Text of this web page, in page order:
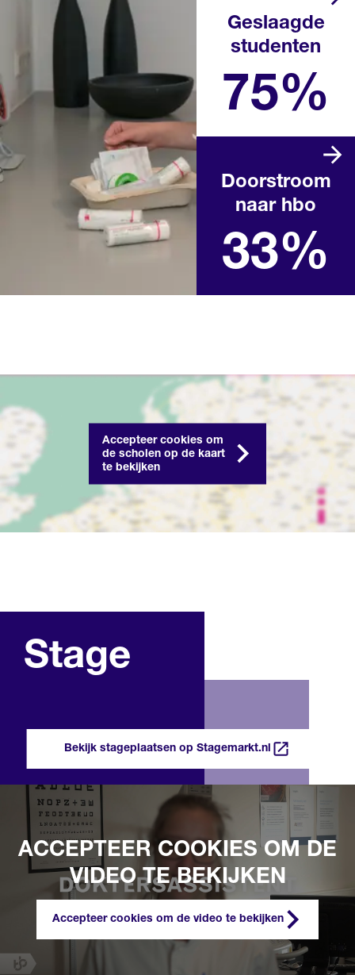
Geslaagde
studenten
75%
afgelopen schooljaar
Doorstroom
naar hbo
33%
Landelijk percentage na het
diploma in het afgelopen
schooljaar
Accepteer cookies om
de scholen op de kaart
te bekijken
Stage
Bekijk stageplaatsen op Stagemarkt.nl
ACCEPTEER COOKIES OM DE
VIDEO TE BEKIJKEN
Accepteer cookies om de video te bekijken